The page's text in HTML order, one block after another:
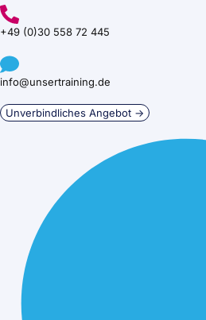
+49 (0)30 558 72 445
info@unsertraining.de
Unverbindliches Angebot →